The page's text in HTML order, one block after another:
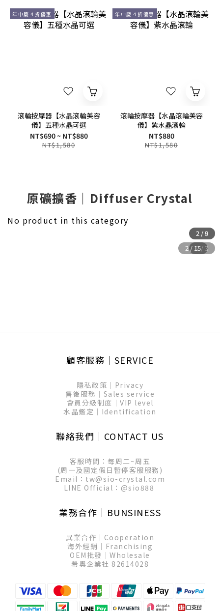
年中慶４折優惠
滾輪按摩器【水晶滾輪美容
儀】五種水晶可選
NT$690 ~ NT$880
NT$1,580
年中慶４折優惠
滾輪按摩器【水晶滾輪美容
儀】紫水晶滾輪
NT$880
NT$1,580
原礦擴香｜Diffuser Crystal
No product in this category
顧客服務│SERVICE
隱私政策│Privacy
售後服務│Sales service
會員分級制度│VIP level
水晶鑑定│Identification
聯絡我們│CONTACT US
客服時間：每周二~周五
(周一及國定假日暫停客服服務)
Email：tw@sio-crystal.com
LINE Official： @sio888
業務合作│BUNSINESS
異業合作│Cooperation
海外經銷│Franchising
OEM批發│Wholesale
希奧企業社 82614028